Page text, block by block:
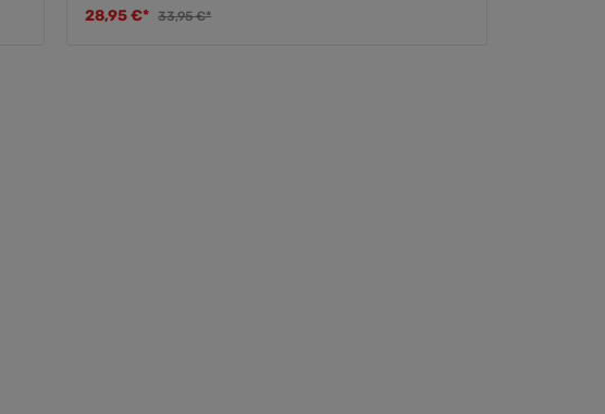
28,95 €* 33,95 €*